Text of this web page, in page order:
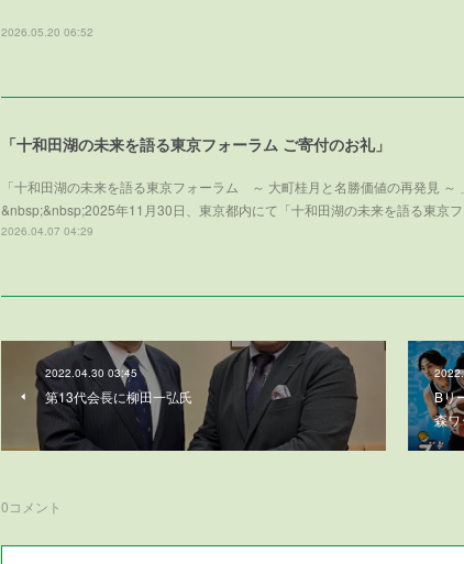
一般社
2026.05.20 06:52
「十和田湖の未来を語る東京フォーラム ご寄付のお礼」
「十和田湖の未来を語る東京フォーラム ～ 大町桂月と名勝価値の再発見 ～
&nbsp;&nbsp;2025年11月30日、東京都内にて「十和田湖の未来を語る東京
2026.04.07 04:29
2022.04.30 03:45
第13代会長に柳田一弘氏
Bリ
森ワ
0コメント